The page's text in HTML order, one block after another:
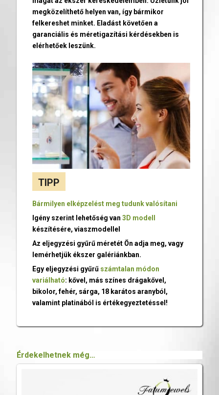
megközelíthető helyen van, így bármikor
felkereshet minket. Eladást követően a
garanciális és méretigazítási kérdésekben is
elérhetőek leszünk.
TIPP
Bármilyen elképzelést meg tudunk valósítani
Igény szerint lehetőség van 3D modell
készítésére, viaszmodellel
Az eljegyzési gyűrű méretét Ön adja meg, vagy
lemérhetjük ékszer galériánkban.
Egy eljegyzési gyűrű számtalan módon
variálható: kővel, más színes drágakővel,
bikolor, fehér, sárga, 18 karátos aranyból,
valamint platinából is értékegyeztetéssel!
Érdekelhetnek még…